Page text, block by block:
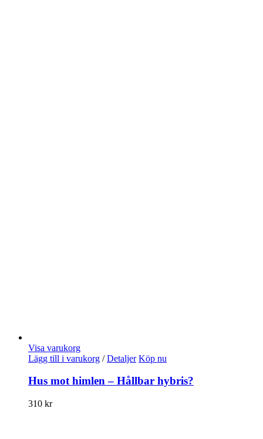
Visa varukorg
Lägg till i varukorg / Detaljer Köp nu
Hus mot himlen – Hållbar hybris?
310 kr